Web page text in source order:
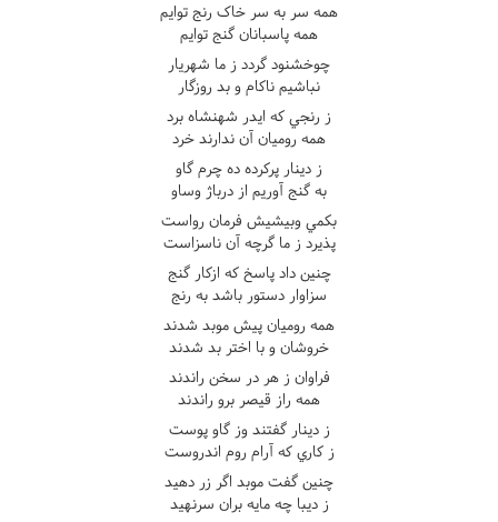
همه سر به سر خاک رنج توايم
همه پاسبانان گنج توايم
چوخشنود گردد ز ما شهريار
نباشيم ناکام و بد روزگار
ز رنجي که ايدر شهنشاه برد
همه روميان آن ندارند خرد
ز دينار پرکرده ده چرم گاو
به گنج آوريم از درباژ وساو
بکمي وبيشيش فرمان رواست
پذيرد ز ما گرچه آن ناسزاست
چنين داد پاسخ که ازکار گنج
سزاوار دستور باشد به رنج
همه روميان پيش موبد شدند
خروشان و با اختر بد شدند
فراوان ز هر در سخن راندند
همه راز قيصر برو راندند
ز دينار گفتند وز گاو پوست
ز کاري که آرام روم اندروست
چنين گفت موبد اگر زر دهيد
ز ديبا چه مايه بران سرنهيد